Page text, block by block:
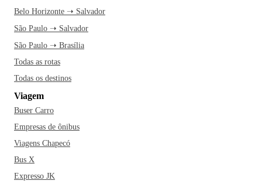
Belo Horizonte ➝ Salvador
São Paulo ➝ Salvador
São Paulo ➝ Brasília
Todas as rotas
Todas os destinos
Viagem
Buser Carro
Empresas de ônibus
Viagens Chapecó
Bus X
Expresso JK